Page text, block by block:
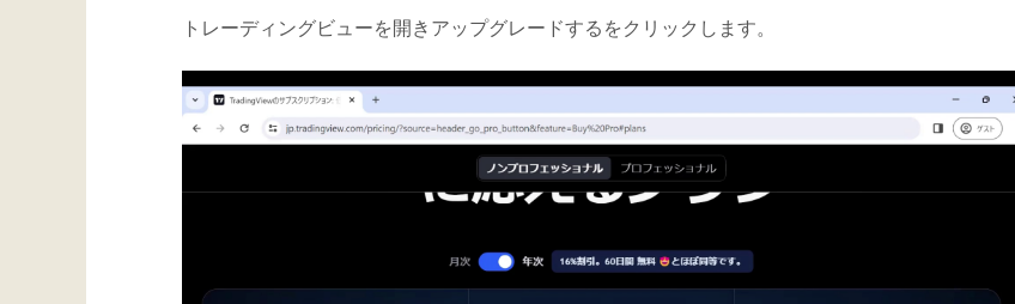
トレーディングビューを開きアップグレードするをクリックします。